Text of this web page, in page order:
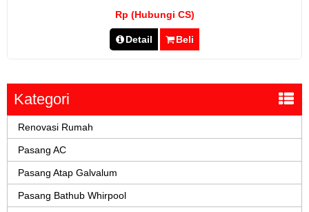
Rp (Hubungi CS)
Detail Beli
Kategori
Renovasi Rumah
Pasang AC
Pasang Atap Galvalum
Pasang Bathub Whirpool